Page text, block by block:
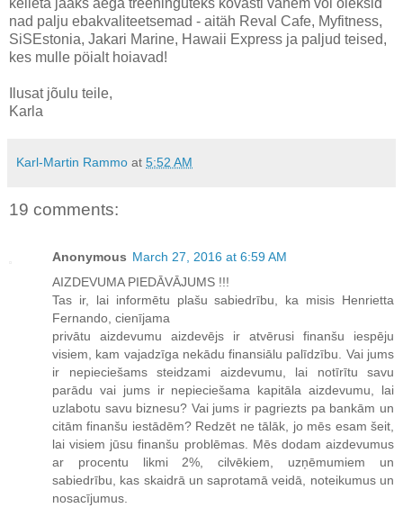
kelleta jääks aega treeninguteks kõvasti vähem või oleksid
nad palju ebakvaliteetsemad - aitäh Reval Cafe, Myfitness,
SiSEstonia, Jakari Marine, Hawaii Express ja paljud teised,
kes mulle pöialt hoiavad!
Ilusat jõulu teile,
Karla
Karl-Martin Rammo at 5:52 AM
19 comments:
Anonymous March 27, 2016 at 6:59 AM
AIZDEVUMA PIEDĀVĀJUMS !!!
Tas ir, lai informētu plašu sabiedrību, ka misis Henrietta
Fernando, cienījama
privātu aizdevumu aizdevējs ir atvērusi finanšu iespēju
visiem, kam vajadzīga nekādu finansiālu palīdzību. Vai jums
ir nepieciešams steidzami aizdevumu, lai notīrītu savu
parādu vai jums ir nepieciešama kapitāla aizdevumu, lai
uzlabotu savu biznesu? Vai jums ir pagriezts pa bankām un
citām finanšu iestādēm? Redzēt ne tālāk, jo mēs esam šeit,
lai visiem jūsu finanšu problēmas. Mēs dodam aizdevumus
ar procentu likmi 2%, cilvēkiem, uzņēmumiem un
sabiedrību, kas skaidrā un saprotamā veidā, noteikumus un
nosacījumus.